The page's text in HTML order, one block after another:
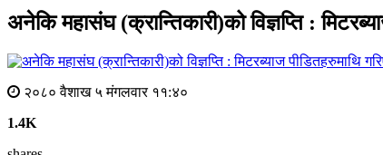
अनेकि महासंघ (क्रान्तिकारी)को विज्ञप्ति :
२०८० वैशाख ५ मंगलवार ११:४०
1.4K